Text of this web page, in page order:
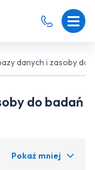
danych i zasoby do
do badań
Pokaż mniej